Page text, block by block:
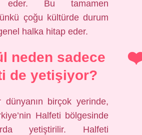
eder. Bu tamamen
çoğu kültürde durum
halka hitap eder.
neden sadece
de yetişiyor?
dünyanın birçok yerinde,
Halfeti bölgesinde
yetiştirilir. Halfeti